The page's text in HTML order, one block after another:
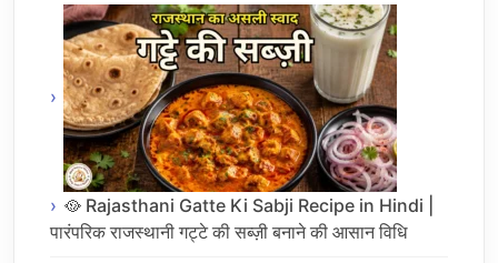
🥘 Rajasthani Gatte Ki Sabji Recipe in Hindi |
पारंपरिक राजस्थानी गट्टे की सब्ज़ी बनाने की आसान विधि